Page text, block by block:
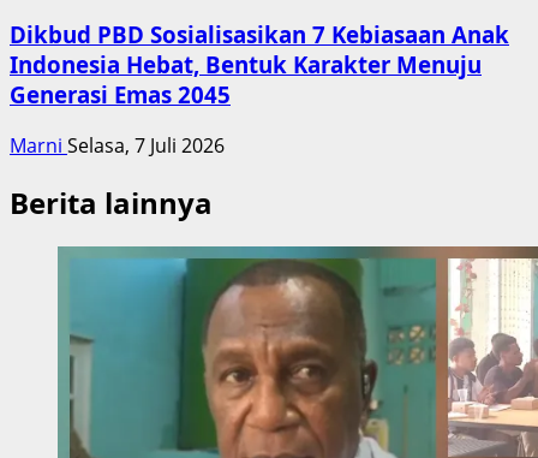
Dikbud PBD Sosialisasikan 7 Kebiasaan Anak
Indonesia Hebat, Bentuk Karakter Menuju
Generasi Emas 2045
Marni Selasa, 7 Juli 2026
Berita lainnya